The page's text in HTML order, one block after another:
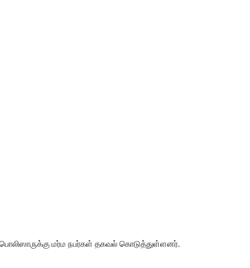
மர்ம நபர்கள் தகவல் கொடுத்துள்ளனர்.